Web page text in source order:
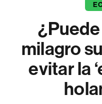
milagro
evitar la